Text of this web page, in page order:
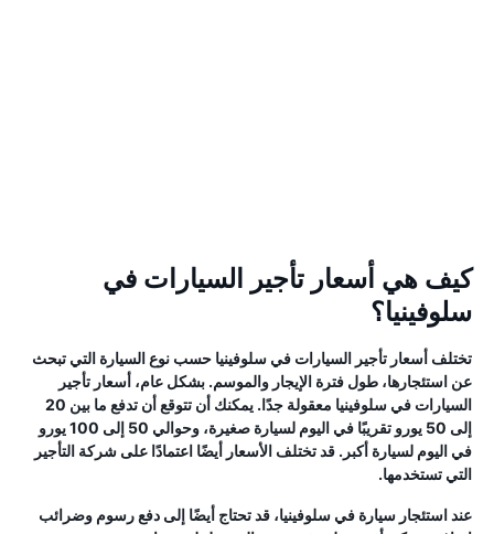
كيف هي أسعار تأجير السيارات في
سلوفينيا؟
تختلف أسعار تأجير السيارات في سلوفينيا حسب نوع السيارة التي تبحث
عن استئجارها، طول فترة الإيجار والموسم. بشكل عام، أسعار تأجير
السيارات في سلوفينيا معقولة جدًا. يمكنك أن تتوقع أن تدفع ما بين 20
إلى 50 يورو تقريبًا في اليوم لسيارة صغيرة، وحوالي 50 إلى 100 يورو
في اليوم لسيارة أكبر. قد تختلف الأسعار أيضًا اعتمادًا على شركة التأجير
التي تستخدمها.
عند استئجار سيارة في سلوفينيا، قد تحتاج أيضًا إلى دفع رسوم وضرائب